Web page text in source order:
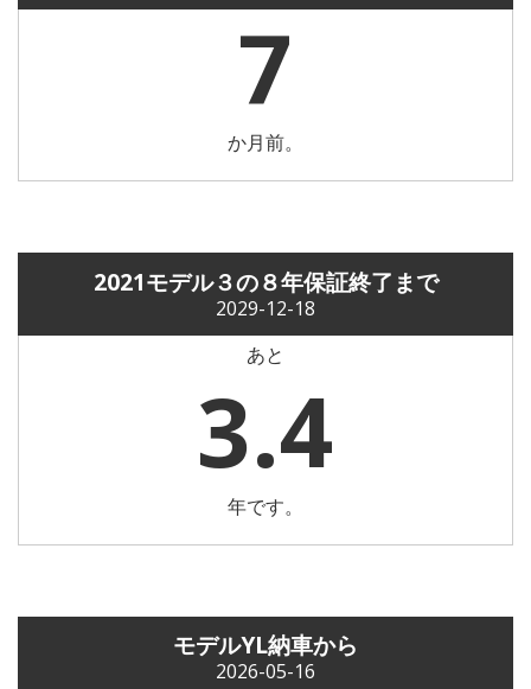
7
か月前。
2021モデル３の８年保証終了まで
2029-12-18
あと
3.4
年です。
モデルYL納車から
2026-05-16